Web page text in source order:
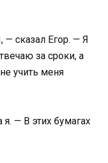
— сказал Егор. — Я
за сроки, а
учить меня
— В этих бумагах